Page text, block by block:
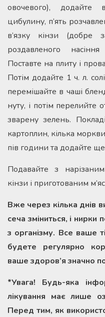
овочевого), додайте
цибулину, п’ять
в’язку кінзи (добре
роздавленого
Поставте на плиту і
Потім додайте 1 ч. л.
перемішайте в чаші
нуту, і потім перелийте
зварену зелень.
картоплин, кілька
пів години та додайте ще
Подавайте з
кінзи і приготованим
Вже через кілька днів
сеча зміниться, і нирки
з організму. Все ваше
будете регулярно
ваше здоров’я значно
*Увага! Будь-яка
лікування має лише
Перед тим, як